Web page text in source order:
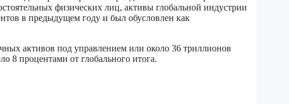
физических лиц, активы глобальной индустрии
в предыдущем году и был обусловлен как
активов под управлением или около 36 триллионов
8 процентами от глобального итога.